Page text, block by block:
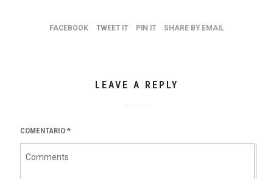
FACEBOOK TWEET IT PIN IT SHARE BY EMAIL
LEAVE A REPLY
COMENTARIO *